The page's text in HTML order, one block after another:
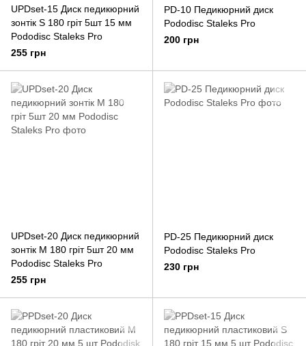
UPDset-15 Диск педикюрний
зонтік S 180 гріт 5шт 15 мм
Pododisc Staleks Pro
255 грн
PD-10 Педикюрний диск
Pododisc Staleks Pro
200 грн
UPDset-20 Диск педикюрний
зонтік M 180 гріт 5шт 20 мм
Pododisc Staleks Pro
255 грн
PD-25 Педикюрний диск
Pododisc Staleks Pro
230 грн